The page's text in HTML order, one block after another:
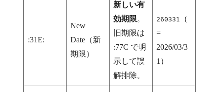
:31E:
New
Date（新
期限）
新しい有
効期限。
旧期限は
:77C で明
示して誤
解排除。
260331
（
=
2026/03/3
1）